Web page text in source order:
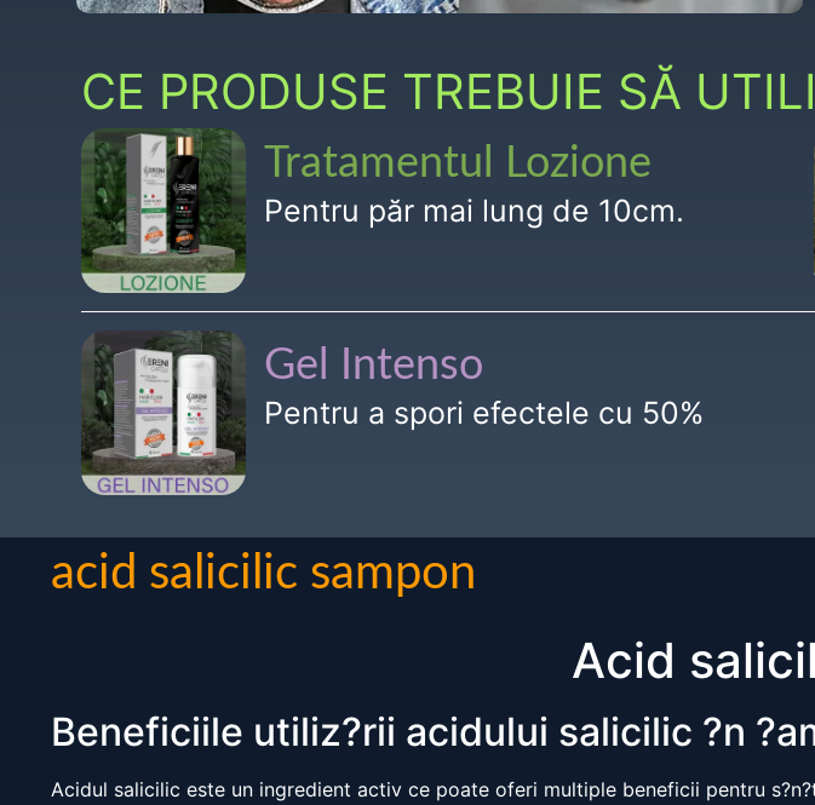
CE PRODUSE TREBUIE SĂ
Tratamentul Lozione
Pentru păr mai lung de 10cm.
Gel Intenso
Pentru a spori efectele cu 50%
acid salicilic sampon
Acid
Beneficiile utiliz?rii acidului salicilic ?n
Acidul salicilic este un ingredient activ ce poate oferi multiple beneficii pentru